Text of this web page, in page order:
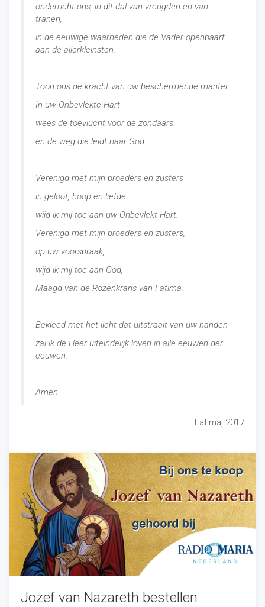
onderricht ons, in dit dal van vreugden en van
tranen,
in de eeuwige waarheden die de Vader openbaart
aan de allerkleinsten.
Toon ons de kracht van uw beschermende mantel.
In uw Onbevlekte Hart
wees de toevlucht voor de zondaars
en de weg die leidt naar God.
Verenigd met mijn broeders en zusters
in geloof, hoop en liefde
wijd ik mij toe aan uw Onbevlekt Hart.
Verenigd met mijn broeders en zusters,
op uw voorspraak,
wijd ik mij toe aan God,
Maagd van de Rozenkrans van Fatima.
Bekleed met het licht dat uitstraalt van uw handen
zal ik de Heer uiteindelijk loven in alle eeuwen der
eeuwen.
Amen.
Fatima, 2017
Nieuws - 03/19/2022
Jozef van Nazareth bestellen